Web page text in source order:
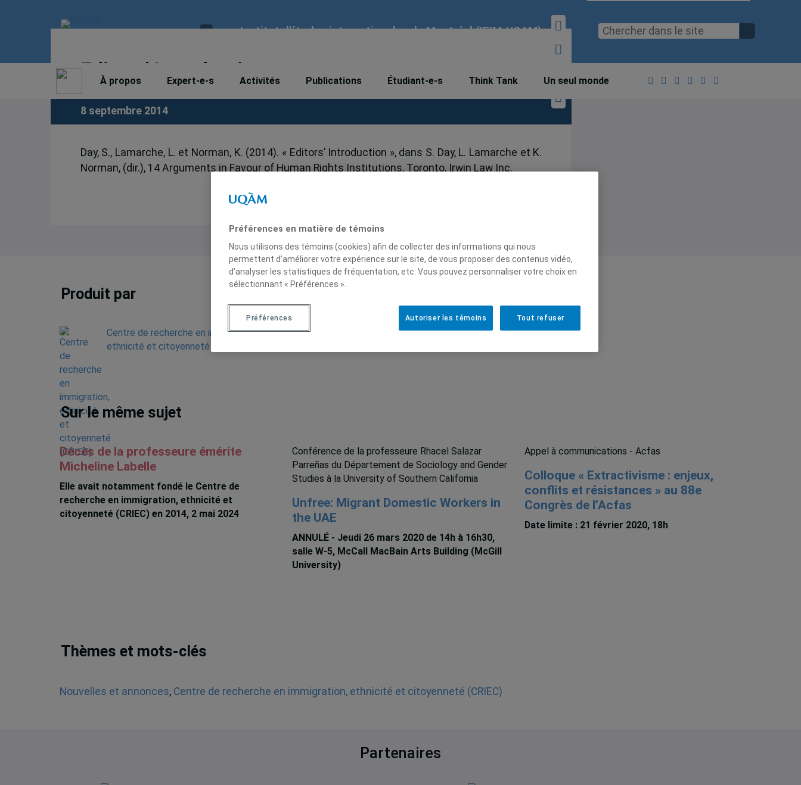
Institut d'études internationales de Montréal (IEIM-UQAM)
À propos Expert-e-s Activités Publications Étudiant-e-s Think Tank Un seul monde
Editors’ Introduction
8 septembre 2014
Day, S., Lamarche, L. et Norman, K. (2014). « Editors’ Introduction », dans S. Day, L. Lamarche et K.
Norman, (dir.), 14 Arguments in Favour of Human Rights Institutions, Toronto, Irwin Law Inc.
Produit par
Centre de recherche en immigration,
ethnicité et citoyenneté (CRIEC)
Sur le même sujet
Décès de la professeure émérite
Micheline Labelle
Elle avait notamment fondé le Centre de
recherche en immigration, ethnicité et
citoyenneté (CRIEC) en 2014, 2 mai 2024
Conférence de la professeure Rhacel Salazar
Parreñas du Département de Sociology and Gender
Studies à la University of Southern California
Unfree: Migrant Domestic Workers in
the UAE
ANNULÉ - Jeudi 26 mars 2020 de 14h à 16h30,
salle W-5, McCall MacBain Arts Building (McGill
University)
Appel à communications - Acfas
Colloque « Extractivisme : enjeux,
conflits et résistances » au 88e
Congrès de l’Acfas
Date limite : 21 février 2020, 18h
Thèmes et mots-clés
Nouvelles et annonces, Centre de recherche en immigration, ethnicité et citoyenneté (CRIEC)
Partenaires
Préférences en matière de témoins
Nous utilisons des témoins (cookies) afin de collecter des informations qui nous
permettent d’améliorer votre expérience sur le site, de vous proposer des contenus vidéo,
d’analyser les statistiques de fréquentation, etc. Vous pouvez personnaliser votre choix en
sélectionnant « Préférences ».
Tout refuser
Autoriser les témoins
Préférences